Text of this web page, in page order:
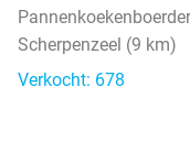
Scherpenzeel (9 km)
Verkocht: 678